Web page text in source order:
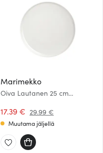
Marimekko
Oiva Lautanen 25 cm
17.39 € 29.99 €
Muutama jäljellä